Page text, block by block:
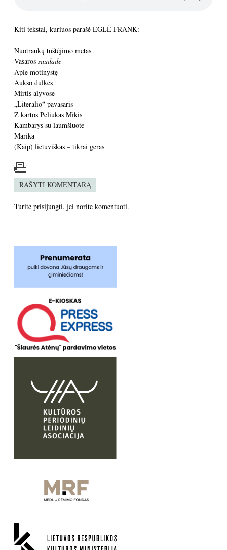
Kiti tekstai, kuriuos parašė EGLĖ FRANK:
Nuotraukų tuštėjimo metas
Vasaros saudade
Apie motinystę
Aukso dulkės
Mirtis alyvose
„Literalio“ pavasaris
Z kartos Peliukas Mikis
Kambarys su laumšluote
Marika
(Kaip) lietuviškas – tikrai geras
RAŠYTI KOMENTARĄ
Turite prisijungti, jei norite komentuoti.